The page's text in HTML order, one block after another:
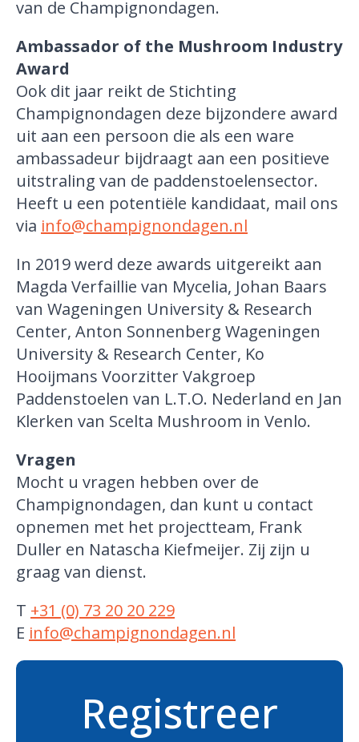
van de Champignondagen.
Ambassador of the Mushroom Industry
Award
Ook dit jaar reikt de Stichting
Champignondagen deze bijzondere award
uit aan een persoon die als een ware
ambassadeur bijdraagt aan een positieve
uitstraling van de paddenstoelensector.
Heeft u een potentiële kandidaat, mail ons
via info@champignondagen.nl
In 2019 werd deze awards uitgereikt aan
Magda Verfaillie van Mycelia, Johan Baars
van Wageningen University & Research
Center, Anton Sonnenberg Wageningen
University & Research Center, Ko
Hooijmans Voorzitter Vakgroep
Paddenstoelen van L.T.O. Nederland en Jan
Klerken van Scelta Mushroom in Venlo.
Vragen
Mocht u vragen hebben over de
Champignondagen, dan kunt u contact
opnemen met het projectteam, Frank
Duller en Natascha Kiefmeijer. Zij zijn u
graag van dienst.
T +31 (0) 73 20 20 229
E info@champignondagen.nl
Registreer